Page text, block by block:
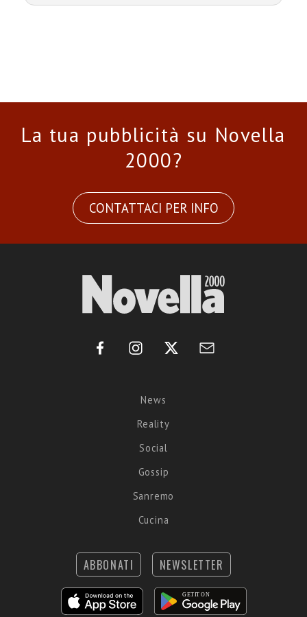
La tua pubblicità su Novella
2000?
CONTATTACI PER INFO
News
Reality
Social
Gossip
Sanremo
Cucina
ABBONATI NEWSLETTER